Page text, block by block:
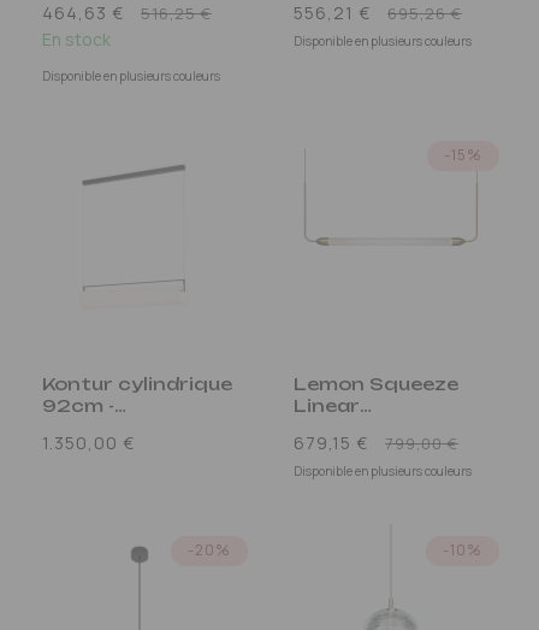
464,63 € 516,25 €
promotionnel
En stock
Disponible en plusieurs couleurs
556,21 € 695,26 €
Disponible en plusieurs couleurs
Kontur cylindrique
92cm -
Prix
1.350,00 €
-15%
Lemon Squeeze
Linear
679,15 € 799,00 €
Disponible en plusieurs couleurs
-20% -10%